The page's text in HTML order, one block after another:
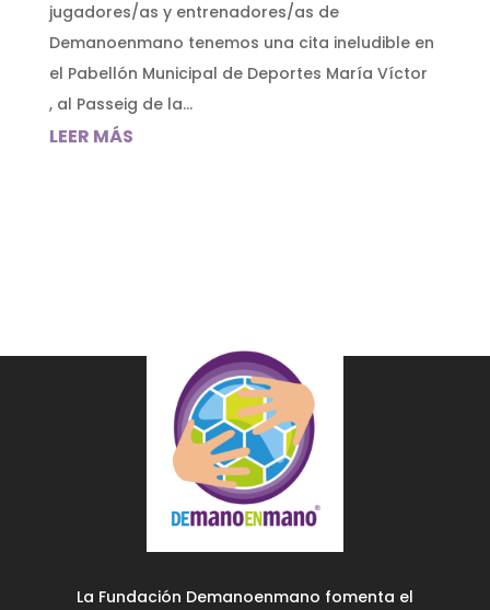
jugadores/as y entrenadores/as de
Demanoenmano tenemos una cita ineludible en
el Pabellón Municipal de Deportes María Víctor
, al Passeig de la...
LEER MÁS
La Fundación Demanoenmano fomenta el